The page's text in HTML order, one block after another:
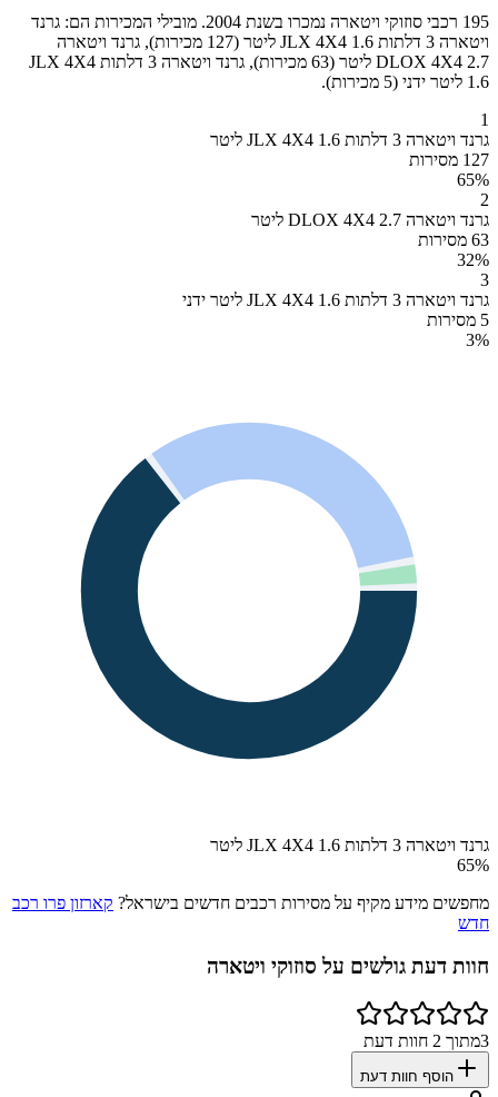
195 רכבי סוזוקי ויטארה נמכרו בשנת 2004. מובילי המכירות הם: גרנד
ויטארה 3 דלתות JLX 4X4 1.6 ליטר (127 מכירות), גרנד ויטארה
DLOX 4X4 2.7 ליטר (63 מכירות), גרנד ויטארה 3 דלתות JLX 4X4
1.6 ליטר ידני (5 מכירות).
1
גרנד ויטארה 3 דלתות JLX 4X4 1.6 ליטר
127 מסירות
65%
2
גרנד ויטארה DLOX 4X4 2.7 ליטר
63 מסירות
32%
3
גרנד ויטארה 3 דלתות JLX 4X4 1.6 ליטר ידני
5 מסירות
3%
גרנד ויטארה 3 דלתות JLX 4X4 1.6 ליטר
65%
מחפשים מידע מקיף על מסירות רכבים חדשים בישראל? קארזון פרו רכב
חדש
חוות דעת גולשים על סוזוקי ויטארה
3מתוך 2 חוות דעת
הוסף חוות דעת